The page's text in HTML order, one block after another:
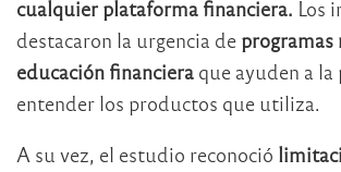
cualquier plataforma financiera. Los
destacaron la urgencia de programas
educación financiera que ayuden a la
entender los productos que utiliza.
A su vez, el estudio reconoció